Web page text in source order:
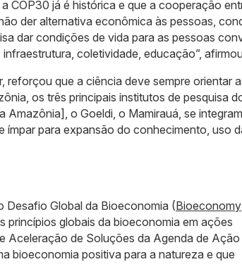
COP30 já é histórica e que a cooperação
der alternativa econômica às pessoas,
dar condições de vida para as pessoas
coletividade, educação”,
reforçou que a ciência deve sempre orientar
os três principais institutos de pesquisa
o Goeldi, o Mamirauá, se
ímpar para expansão do conhecimento, uso
Desafio Global da Bioeconomia (Bioeconomy
princípios globais da bioeconomia em ações
Aceleração de Soluções da Agenda de Ação
bioeconomia positiva para a natureza e que